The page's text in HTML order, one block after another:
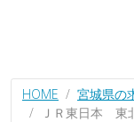
HOME 宮城県の
ＪＲ東日本 東